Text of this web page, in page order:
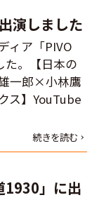
演しました
ィア「PIVO
た。【日本の
一郎×小林鷹
ス】YouTube
続きを読む
1930」に出